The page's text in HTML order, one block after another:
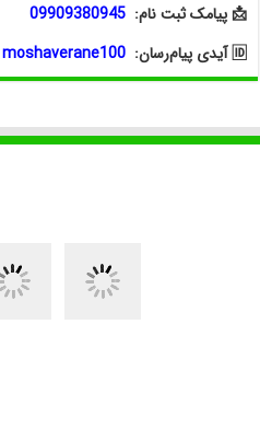
📩 پیامک ثبت نام:09909380945
🆔 آیدی پیام‌رسان:
moshaverane100